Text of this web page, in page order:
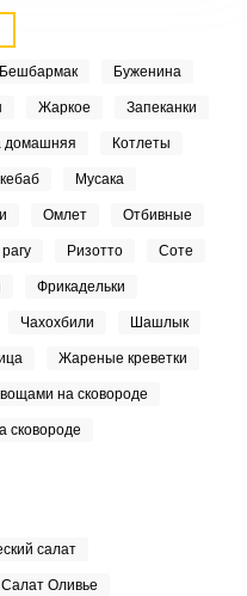
Бешбармак Буженина
Жаркое Запеканки
домашняя Котлеты
Мусака
Омлет Отбивные
Ризотто Соте
Фрикадельки
Чахохбили Шашлык
Жареные креветки
на сковороде
сковороде
салат
Салат Оливье